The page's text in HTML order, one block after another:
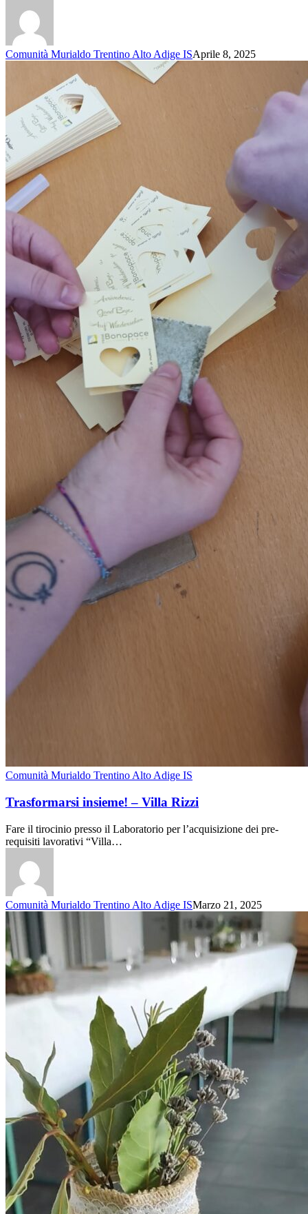
Comunità Murialdo Trentino Alto Adige ISAprile 8, 2025
Comunità Murialdo Trentino Alto Adige IS
Trasformarsi insieme! – Villa Rizzi
Fare il tirocinio presso il Laboratorio per l’acquisizione dei pre-
requisiti lavorativi “Villa…
Comunità Murialdo Trentino Alto Adige ISMarzo 21, 2025